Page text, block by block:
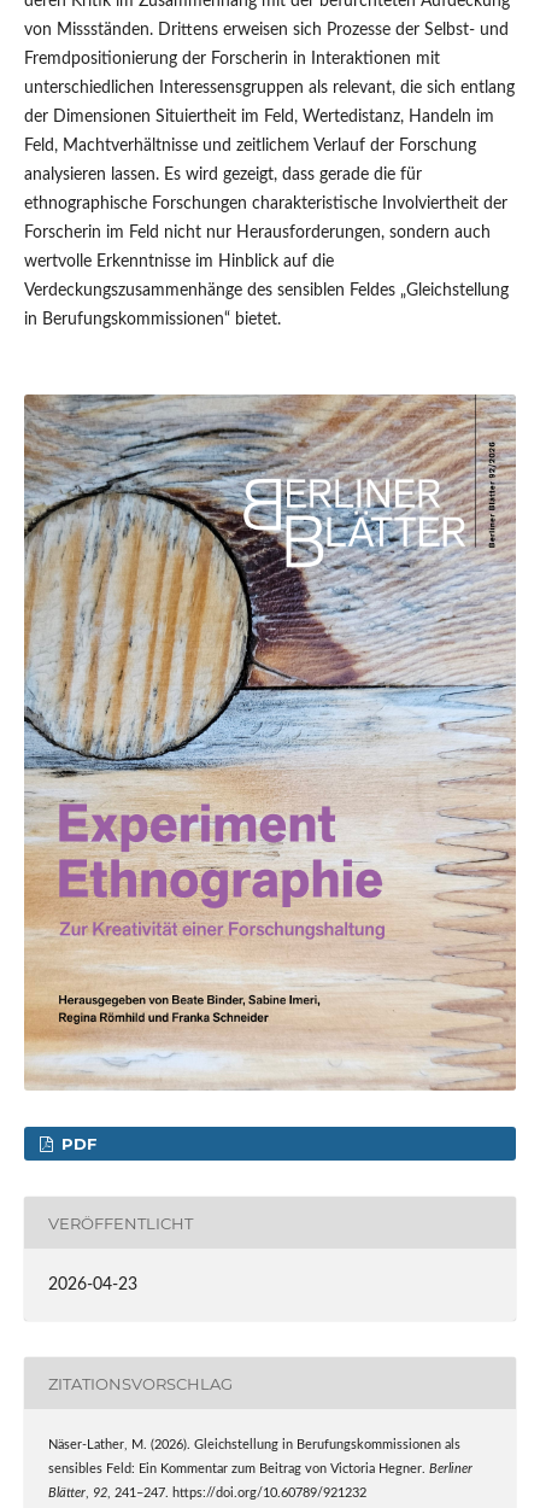
von Missständen. Drittens erweisen sich Prozesse der Selbst- und
Fremdpositionierung der Forscherin in Interaktionen mit
unterschiedlichen Interessensgruppen als relevant, die sich entlang
der Dimensionen Situiertheit im Feld, Wertedistanz, Handeln im
Feld, Machtverhältnisse und zeitlichem Verlauf der Forschung
analysieren lassen. Es wird gezeigt, dass gerade die für
ethnographische Forschungen charakteristische Involviertheit der
Forscherin im Feld nicht nur Herausforderungen, sondern auch
wertvolle Erkenntnisse im Hinblick auf die
Verdeckungszusammenhänge des sensiblen Feldes „Gleichstellung
in Berufungskommissionen“ bietet.
PDF
VERÖFFENTLICHT
2026-04-23
ZITATIONSVORSCHLAG
Näser-Lather, M. (2026). Gleichstellung in Berufungskommissionen als
sensibles Feld: Ein Kommentar zum Beitrag von Victoria Hegner. Berliner
Blätter, 92, 241–247. https://doi.org/10.60789/921232